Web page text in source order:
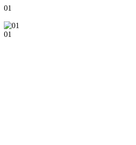
01
01